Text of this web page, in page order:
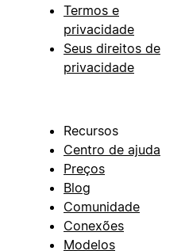
Termos e
privacidade
Seus direitos de
privacidade
Recursos
Centro de ajuda
Preços
Blog
Comunidade
Conexões
Modelos